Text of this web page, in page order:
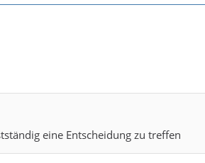
eine Entscheidung zu treffen